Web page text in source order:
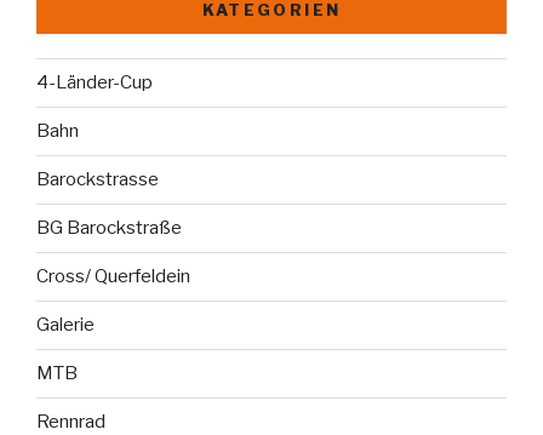
KATEGORIEN
4-Länder-Cup
Bahn
Barockstrasse
BG Barockstraße
Cross/ Querfeldein
Galerie
MTB
Rennrad